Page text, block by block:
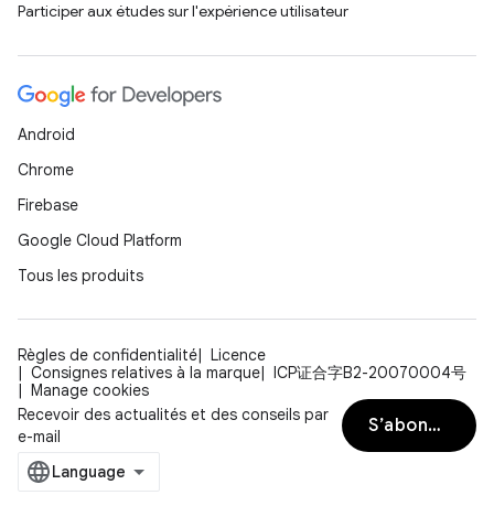
Participer aux études sur l'expérience utilisateur
Android
Chrome
Firebase
Google Cloud Platform
Tous les produits
Règles de confidentialité
Licence
Consignes relatives à la marque
ICP证合字B2-20070004号
Manage cookies
Recevoir des actualités et des conseils par
e-mail
S’abonner